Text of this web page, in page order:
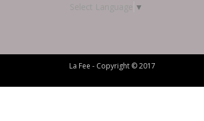
▼
La Fee - Copyright © 2017